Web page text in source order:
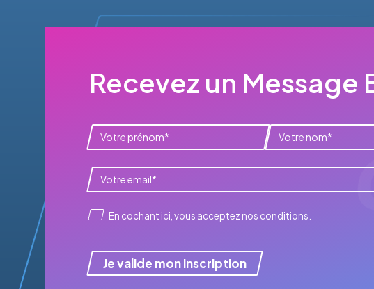
Recevez un Message
En cochant ici, vous acceptez nos conditions
Je valide mon inscription